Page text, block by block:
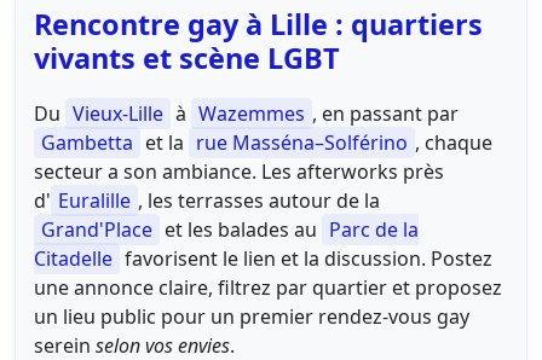
Rencontre gay à Lille : quartiers
vivants et scène LGBT
Du Vieux-Lille à Wazemmes , en passant par
Gambetta et la rue Masséna–Solférino , chaque
secteur a son ambiance. Les afterworks près
d' Euralille , les terrasses autour de la
Grand'Place et les balades au Parc de la
Citadelle favorisent le lien et la discussion. Postez
une annonce claire, filtrez par quartier et proposez
un lieu public pour un premier rendez-vous gay
serein selon vos envies.